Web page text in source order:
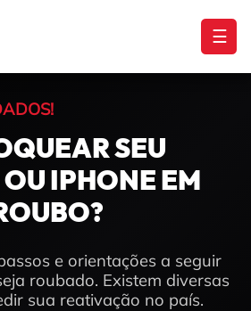
☰
SEU
IPHONE EM
e orientações a seguir
roubado. Existem diversas
sua reativação no país.